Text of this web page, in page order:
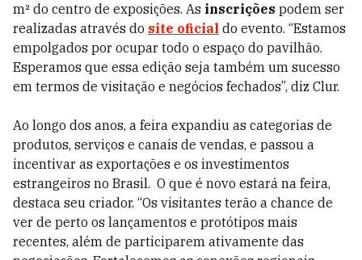
m² do centro de exposições. As inscrições podem ser
realizadas através do site oficial do evento. “Estamos
empolgados por ocupar todo o espaço do pavilhão.
Esperamos que essa edição seja também um sucesso
em termos de visitação e negócios fechados”, diz Clur.
Ao longo dos anos, a feira expandiu as categorias de
produtos, serviços e canais de vendas, e passou a
incentivar as exportações e os investimentos
estrangeiros no Brasil. O que é novo estará na feira,
destaca seu criador. “Os visitantes terão a chance de
ver de perto os lançamentos e protótipos mais
recentes, além de participarem ativamente das